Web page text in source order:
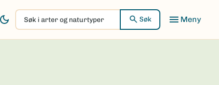
Søk
i
arter
Søk